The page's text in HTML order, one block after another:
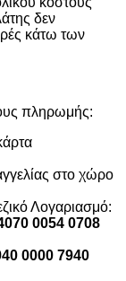
δεν
κάτω των
πληρωμής:
στο χώρο
Λογαριασμό:
0054 0708
0000 7940